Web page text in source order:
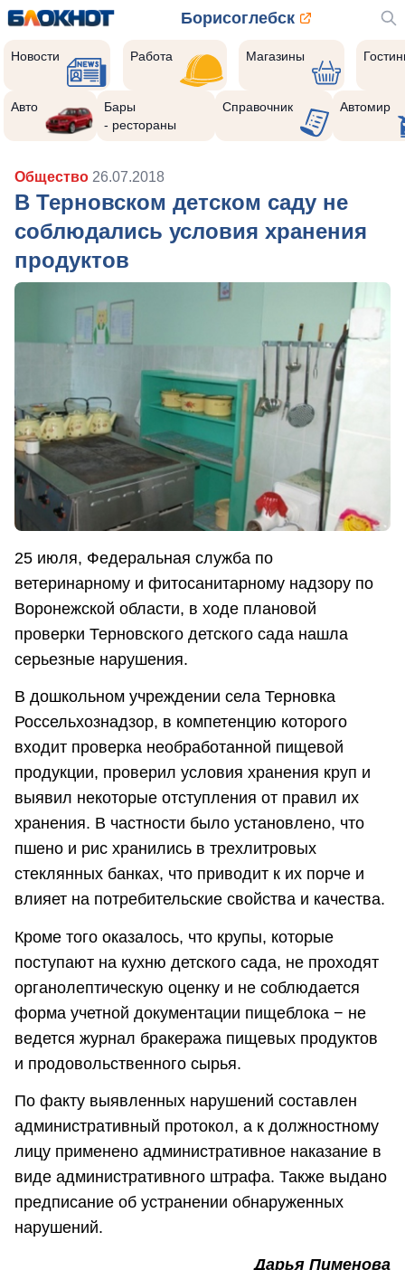
Борисоглебск
Новости Работа Магазины
Авто
Бары
- рестораны
Справочник Автомир
Общество 26.07.2018
В Терновском детском саду не
соблюдались условия хранения
продуктов
25 июля, Федеральная служба по
ветеринарному и фитосанитарному надзору по
Воронежской области, в ходе плановой
проверки Терновского детского сада нашла
серьезные нарушения.
В дошкольном учреждении села Терновка
Россельхознадзор, в компетенцию которого
входит проверка необработанной пищевой
продукции, проверил условия хранения круп и
выявил некоторые отступления от правил их
хранения. В частности было установлено, что
пшено и рис хранились в трехлитровых
стеклянных банках, что приводит к их порче и
влияет на потребительские свойства и качества.
Кроме того оказалось, что крупы, которые
поступают на кухню детского сада, не проходят
органолептическую оценку и не соблюдается
форма учетной документации пищеблока − не
ведется журнал бракеража пищевых продуктов
и продовольственного сырья.
По факту выявленных нарушений составлен
административный протокол, а к должностному
лицу применено административное наказание в
виде административного штрафа. Также выдано
предписание об устранении обнаруженных
нарушений.
Дарья Пименова